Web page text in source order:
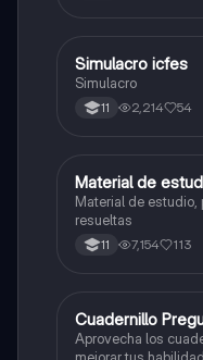
ICFES: Lectura Crítica
Simulacro icfes
Simulacro
11 2,214 54
ICFES: Matemáticas
Material de
Material de
resueltas
11 7,154 113
ICFES: Inglés
Cuadernillo
Aprovecha los